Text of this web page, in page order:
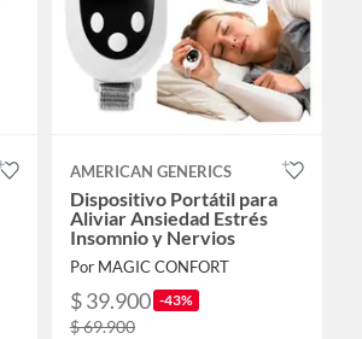
AMERICAN GENERICS
Dispositivo Portátil para
Aliviar Ansiedad Estrés
Insomnio y Nervios
Por MAGIC CONFORT
$ 39.900 -43%
$ 69.900